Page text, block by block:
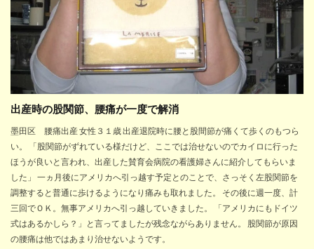
出産時の股関節、腰痛が一度で解消
墨田区 腰痛出産 女性３１歳 出産退院時に腰と股間節が痛くて歩くのもつら
い。 「股関節がずれている様だけど、ここでは治せないのでカイロに行った
ほうが良いと言われ、出産した賛育会病院の看護婦さんに紹介してもらいま
した」 一ヵ月後にアメリカへ引っ越す予定とのことで、さっそく左股関節を
調整すると普通に歩けるようになり痛みも取れました。 その後に週一度、計
三回でＯＫ。無事アメリカへ引っ越していきました。 「アメリカにもドイツ
式はあるかしら？」と言ってましたが残念ながらありません。 股関節が原因
の腰痛は他ではあまり治せないようです。